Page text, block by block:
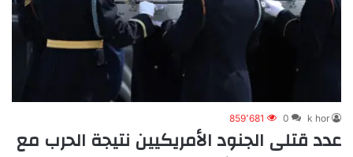
k hor
0 859٬681
عدد قتلى الجنود الأمريكيين نتيجة الحرب مع